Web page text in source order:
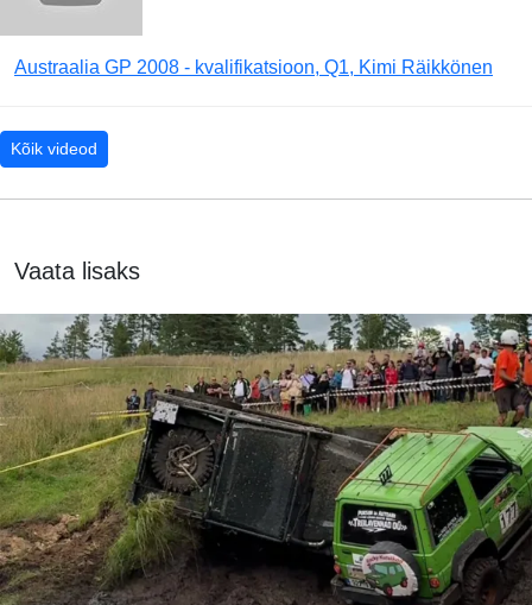
Austraalia GP 2008 - kvalifikatsioon, Q1, Kimi Räikkönen
Kõik videod
Vaata lisaks